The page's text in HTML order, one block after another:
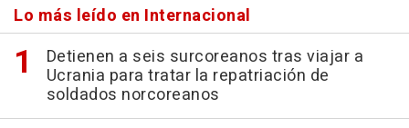
Lo más leído en Internacional
Detienen a seis surcoreanos tras viajar a
Ucrania para tratar la repatriación de
soldados norcoreanos